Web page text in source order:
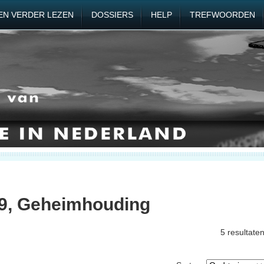
VERDER LEZEN DOSSIERS HELP TREFWOORDEN
Geheimhouding
5 resultaten